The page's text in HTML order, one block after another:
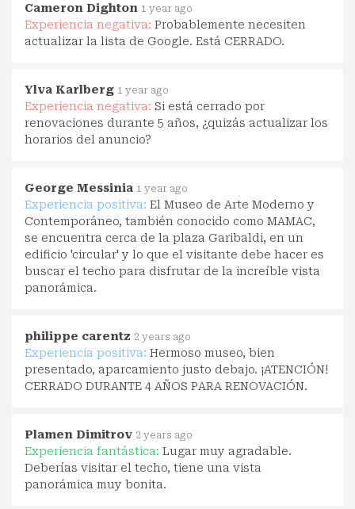
Cameron Dighton 1 year ago
Experiencia negativa: Probablemente necesiten
actualizar la lista de Google. Está CERRADO.
Ylva Karlberg 1 year ago
Experiencia negativa: Si está cerrado por
renovaciones durante 5 años, ¿quizás actualizar los
horarios del anuncio?
George Messinia 1 year ago
Experiencia positiva: El Museo de Arte Moderno y
Contemporáneo, también conocido como MAMAC,
se encuentra cerca de la plaza Garibaldi, en un
edificio 'circular' y lo que el visitante debe hacer es
buscar el techo para disfrutar de la increíble vista
panorámica.
philippe carentz 2 years ago
Experiencia positiva: Hermoso museo, bien
presentado, aparcamiento justo debajo. ¡ATENCIÓN!
CERRADO DURANTE 4 AÑOS PARA RENOVACIÓN.
Plamen Dimitrov 2 years ago
Experiencia fantástica: Lugar muy agradable.
Deberías visitar el techo, tiene una vista
panorámica muy bonita.